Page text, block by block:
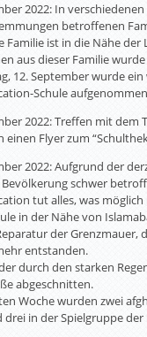
2022: In
betroffenen
Familie ist in die Nähe
aus dieser Familie
12. September wurde
Schule
2022: Treffen mit
einen Flyer zum
2022: Aufgrund der
schwer
tut alles, was
in der Nähe von
der Grenzmauer,
entstanden.
durch den starken
abgeschnitten.
Woche wurden zwei
drei in der Spielgruppe